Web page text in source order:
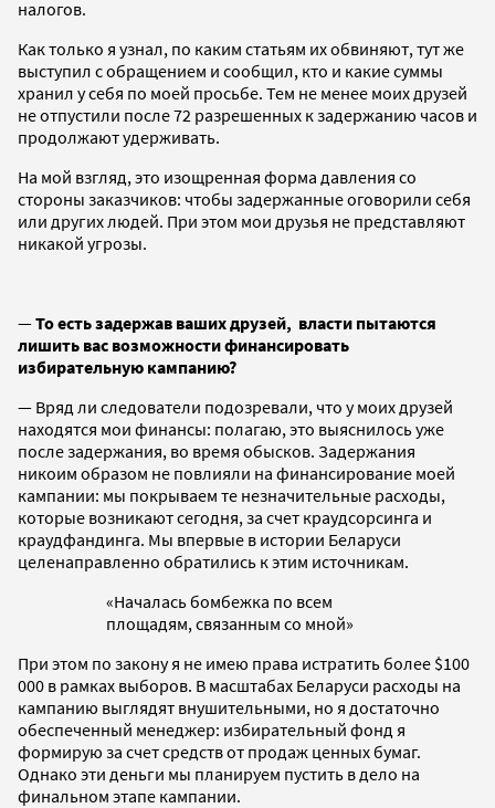
налогов.
Как только я узнал, по каким статьям их обвиняют, тут же
выступил с обращением и сообщил, кто и какие суммы
хранил у себя по моей просьбе. Тем не менее моих друзей
не отпустили после 72 разрешенных к задержанию часов и
продолжают удерживать.
На мой взгляд, это изощренная форма давления со
стороны заказчиков: чтобы задержанные оговорили себя
или других людей. При этом мои друзья не представляют
никакой угрозы.
—То есть задержав ваших друзей, власти пытаются
лишить вас возможности финансировать
избирательную кампанию?
— Вряд ли следователи подозревали, что у моих друзей
находятся мои финансы: полагаю, это выяснилось уже
после задержания, во время обысков. Задержания
никоим образом не повлияли на финансирование моей
кампании: мы покрываем те незначительные расходы,
которые возникают сегодня, за счет краудсорсинга и
краудфандинга. Мы впервые в истории Беларуси
целенаправленно обратились к этим источникам.
«Началась бомбежка по всем
площадям, связанным со мной»
При этом по закону я не имею права истратить более $100
000 в рамках выборов. В масштабах Беларуси расходы на
кампанию выглядят внушительными, но я достаточно
обеспеченный менеджер: избирательный фонд я
формирую за счет средств от продаж ценных бумаг.
Однако эти деньги мы планируем пустить в дело на
финальном этапе кампании.